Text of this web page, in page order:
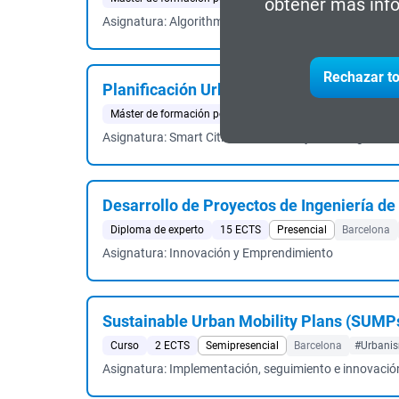
obtener más
Rechazar
Asignatura: Algorithmics in Technology
Planificación Urbana y Sostenibilidad
Máster de formación permanente
Asignatura: Smart Cities: Urbanismo y Tecnologías
Desarrollo de Proyectos de Ingeniería
Diploma de experto 15 ECTS Presencial Barcelona
Asignatura: Innovación y Emprendimiento
Sustainable Urban Mobility Plans
Curso 2 ECTS Semipresencial Barcelona
Asignatura: Implementación, seguimiento e